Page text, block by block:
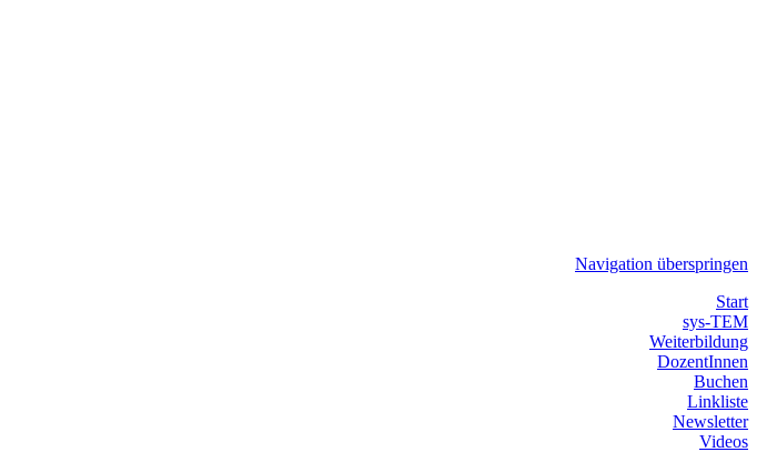
Navigation überspringen
Start
sys-TEM
Weiterbildung
DozentInnen
Buchen
Linkliste
Newsletter
Videos